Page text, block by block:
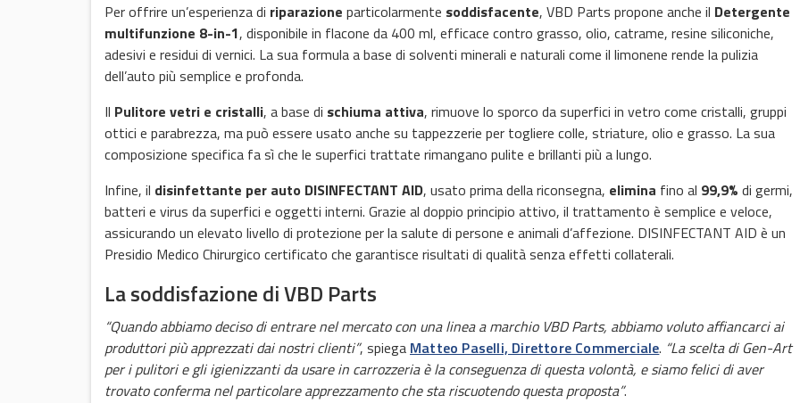
Per offrire un’esperienza di riparazione particolarmente soddisfacente, VBD Parts propone anche il Detergente
multifunzione 8-in-1, disponibile in flacone da 400 ml, efficace contro grasso, olio, catrame, resine siliconiche,
adesivi e residui di vernici. La sua formula a base di solventi minerali e naturali come il limonene rende la pulizia
dell’auto più semplice e profonda.
Il Pulitore vetri e cristalli, a base di schiuma attiva, rimuove lo sporco da superfici in vetro come cristalli, gruppi
ottici e parabrezza, ma può essere usato anche su tappezzerie per togliere colle, striature, olio e grasso. La sua
composizione specifica fa sì che le superfici trattate rimangano pulite e brillanti più a lungo.
Infine, il disinfettante per auto DISINFECTANT AID, usato prima della riconsegna, elimina fino al 99,9% di germi,
batteri e virus da superfici e oggetti interni. Grazie al doppio principio attivo, il trattamento è semplice e veloce,
assicurando un elevato livello di protezione per la salute di persone e animali d’affezione. DISINFECTANT AID è un
Presidio Medico Chirurgico certificato che garantisce risultati di qualità senza effetti collaterali.
La soddisfazione di VBD Parts
“Quando abbiamo deciso di entrare nel mercato con una linea a marchio VBD Parts, abbiamo voluto affiancarci ai
produttori più apprezzati dai nostri clienti”, spiega Matteo Paselli, Direttore Commerciale. “La scelta di Gen-Art
per i pulitori e gli igienizzanti da usare in carrozzeria è la conseguenza di questa volontà, e siamo felici di aver
trovato conferma nel particolare apprezzamento che sta riscuotendo questa proposta”.